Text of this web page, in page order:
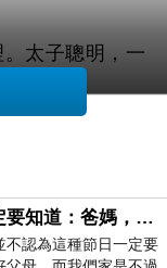
太子聰明，一
多，早晚都要
出生即欠債？孩子一定要知道：爸媽，其實我不欠你們
不認為這種節日一定要